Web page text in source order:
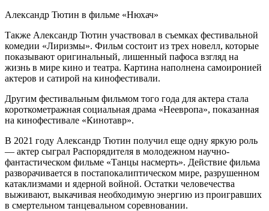
Александр Тютин в фильме «Нюхач»
Также Александр Тютин участвовал в съемках фестивальной
комедии «Лиризмы». Фильм состоит из трех новелл, которые
показывают оригинальный, лишенный пафоса взгляд на
жизнь в мире кино и театра. Картина наполнена самоиронией
актеров и сатирой на кинофестивали.
Другим фестивальным фильмом того года для актера стала
короткометражная социальная драма «Неевропа», показанная
на кинофестивале «Кинотавр».
В 2021 году Александр Тютин получил еще одну яркую роль
— актер сыграл Распорядителя в молодежном научно-
фантастическом фильме «Танцы насмерть». Действие фильма
разворачивается в постапокалиптическом мире, разрушенном
катаклизмами и ядерной войной. Остатки человечества
выживают, выкачивая необходимую энергию из проигравших
в смертельном танцевальном соревновании.